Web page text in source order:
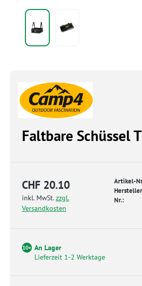
Faltbare Schüssel
CHF 20.10
inkl. MwSt.zzgl.
Versandkosten
Artikel-
Nr.:
10+ An Lager
Lieferzeit 1-2 Werktage